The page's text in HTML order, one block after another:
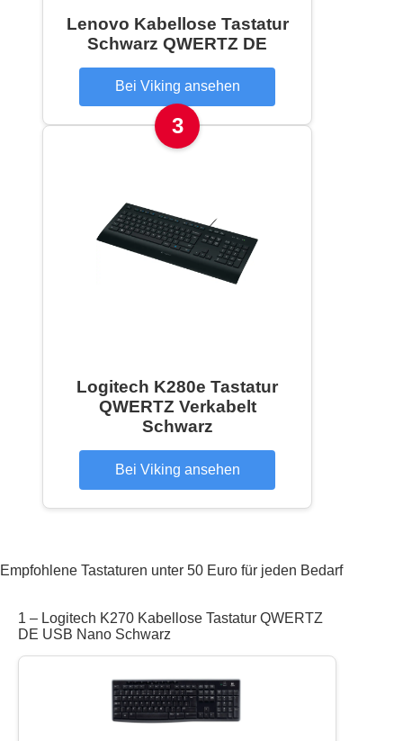
Lenovo Kabellose Tastatur
Schwarz QWERTZ DE
Bei Viking ansehen
3
Logitech K280e Tastatur
QWERTZ Verkabelt
Schwarz
Bei Viking ansehen
Empfohlene Tastaturen unter 50 Euro für jeden Bedarf
1 – Logitech K270 Kabellose Tastatur QWERTZ
DE USB Nano Schwarz